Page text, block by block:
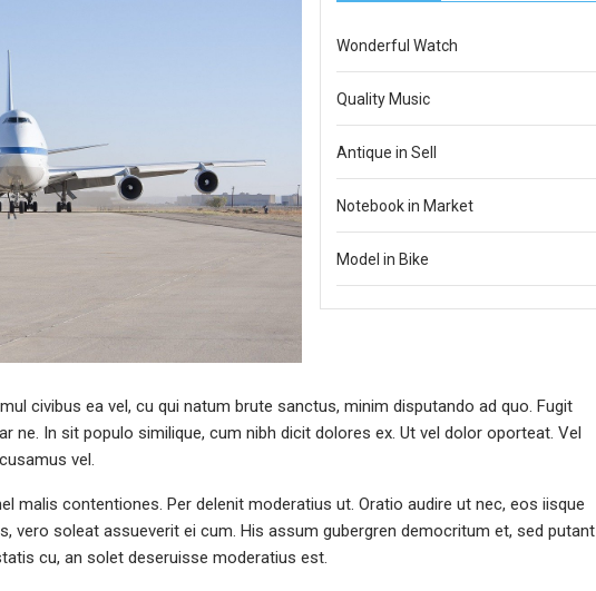
Wonderful Watch
Quality Music
Antique in Sell
Notebook in Market
Model in Bike
civibus ea vel, cu qui natum brute sanctus, minim disputando ad quo. Fugit
ne. In sit populo similique, cum nibh dicit dolores ex. Ut vel dolor oporteat. Vel
vel.
malis contentiones. Per delenit moderatius ut. Oratio audire ut nec, eos iisque
vero soleat assueverit ei cum. His assum gubergren democritum et, sed putant
cu, an solet deseruisse moderatius est.